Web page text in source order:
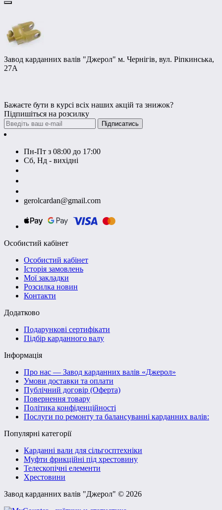
Завод карданних валів "Джерол" м. Чернігів, вул. Ріпкинська,
27А
Бажаєте бути в курсі всіх наших акцій та знижок?
Підпишіться на розсилку
Підписатись
Пн-Пт з 08:00 до 17:00
Сб, Нд - вихідні
gerolcardan@gmail.com
Особистий кабінет
Особистий кабінет
Історія замовлень
Мої закладки
Розсилка новин
Контакти
Додатково
Подарункові сертифікати
Підбір карданного валу
Інформація
Про нас — Завод карданних валів «Джерол»
Умови доставки та оплати
Публічний договір (Оферта)
Повернення товару
Політика конфіденційності
Послуги по ремонту та балансуванні карданних валів:
Популярні категорії
Карданні вали для сільгосптехніки
Муфти фрикційні під хрестовину
Телескопічні елементи
Хрестовини
Завод карданних валів "Джерол" © 2026